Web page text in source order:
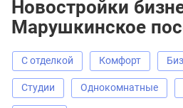
Новостройки
Марушкинское
С отделкой Комфорт
Студии Однокомнатные